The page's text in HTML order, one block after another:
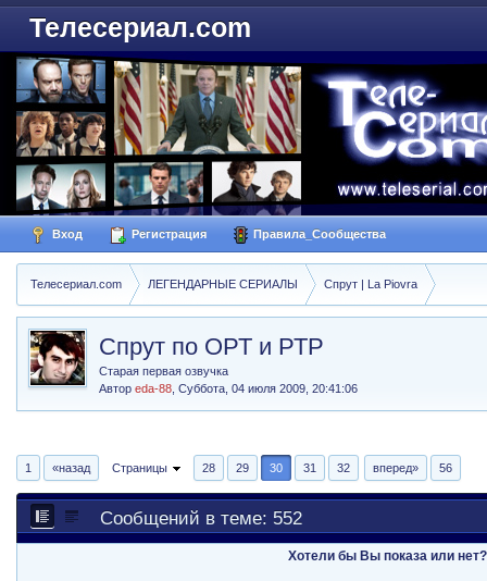
Телесериал.com
Вход Регистрация Правила_Сообщества
Телесериал.com ЛЕГЕНДАРНЫЕ СЕРИАЛЫ Спрут | La Piovra
Спрут по ОРТ и РТР
Старая первая озвучка
Авторeda-88 ,Суббота, 04 июля 2009, 20:41:06
1 «назад Страницы 28 29 30 31 32 вперед» 56
Сообщений в теме: 552
Хотели бы Вы показа или нет?